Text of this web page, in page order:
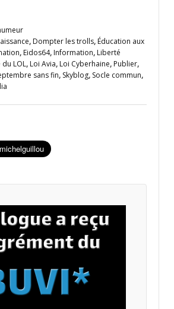
, Dompter les trolls, Éducation aux
, Eidos64, Information, Liberté
du LOL, Loi Avia, Loi Cyberhaine, Publier,
sans fin, Skyblog, Socle commun,